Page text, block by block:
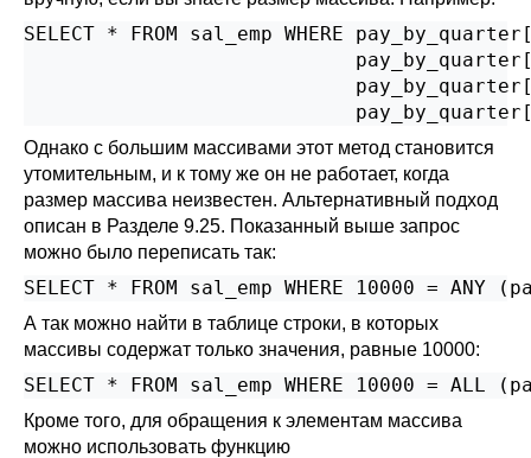
SELECT * FROM sal_emp WHERE
Однако с большим массивами этот метод становится
утомительным, и к тому же он не работает, когда
размер массива неизвестен. Альтернативный подход
описан в Разделе 9.25. Показанный выше запрос
можно было переписать так:
SELECT * FROM sal_emp WHERE 10000 = ANY
А так можно найти в таблице строки, в которых
массивы содержат только значения, равные 10000:
SELECT * FROM sal_emp WHERE 10000 = ALL
Кроме того, для обращения к элементам массива
можно использовать функцию